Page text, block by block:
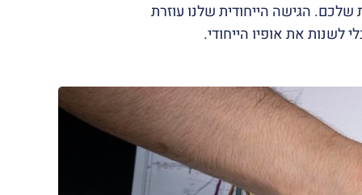
הגישה הייחודית שלנו עוזרת
את אופיו הייחודי.